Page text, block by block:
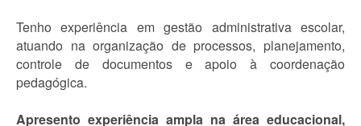
Tenho experiência em gestão administrativa escolar,
atuando na organização de processos, planejamento,
controle de documentos e apoio à coordenação
pedagógica.
Apresento experiência ampla na área educacional,